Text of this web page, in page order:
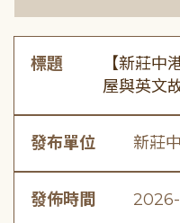
標題
【新莊中
屋與英文
發布單位 新莊
發佈時間